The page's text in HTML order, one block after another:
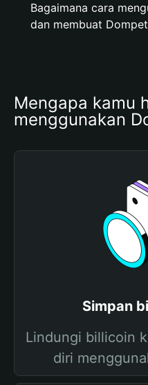
Bagaimana cara
dan membuat
Mengapa kamu
menggunakan
Simpan
Lindungi billicoin
diri